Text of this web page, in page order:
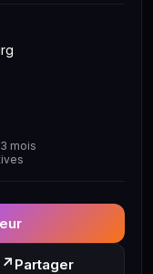
mois
↗ Partager